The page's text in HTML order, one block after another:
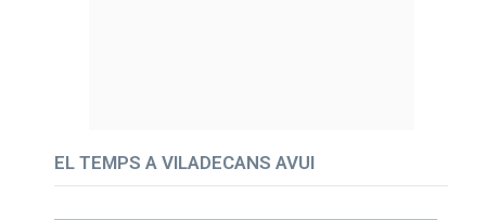
EL TEMPS A VILADECANS AVUI